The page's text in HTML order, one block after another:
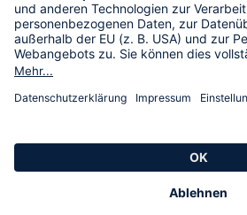
HSE International